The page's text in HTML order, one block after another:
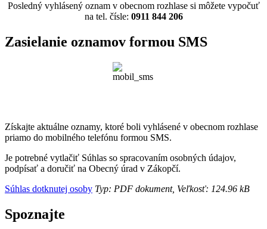
Posledný vyhlásený oznam v obecnom rozhlase si môžete vypočuť
na tel. čísle: 0911 844 206
Zasielanie oznamov formou SMS
Získajte aktuálne oznamy, ktoré boli vyhlásené v obecnom rozhlase
priamo do mobilného telefónu formou SMS.
Je potrebné vytlačiť Súhlas so spracovaním osobných údajov,
podpísať a doručiť na Obecný úrad v Zákopčí.
Súhlas dotknutej osoby Typ: PDF dokument, Veľkosť: 124.96 kB
Spoznajte